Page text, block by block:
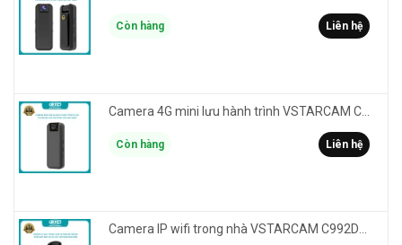
Còn hàng Liên hệ
Còn hàng Liên hệ
Camera IP wifi trong nhà VSTARCAM C992DR phân giải HD 2MP 2 màn hình - báo động, đàm thoại, có màu